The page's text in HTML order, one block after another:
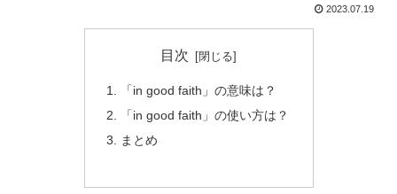
2023.07.19
目次
「in good faith」の意味は？
「in good faith」の使い方は？
まとめ